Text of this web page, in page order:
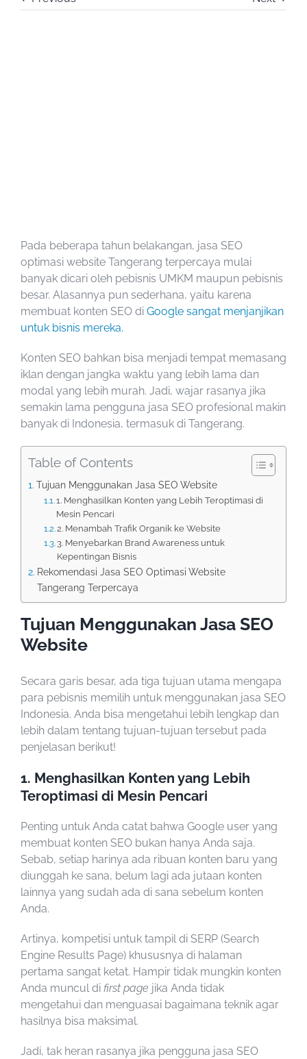
Pada beberapa tahun belakangan, jasa SEO
optimasi website Tangerang terpercaya mulai
banyak dicari oleh pebisnis UMKM maupun pebisnis
besar. Alasannya pun sederhana, yaitu karena
membuat konten SEO di Google sangat menjanjikan
untuk bisnis mereka.
Konten SEO bahkan bisa menjadi tempat memasang
iklan dengan jangka waktu yang lebih lama dan
modal yang lebih murah. Jadi, wajar rasanya jika
semakin lama pengguna jasa SEO profesional makin
banyak di Indonesia, termasuk di Tangerang.
Table of Contents
Tujuan Menggunakan Jasa SEO Website
1. Menghasilkan Konten yang Lebih Teroptimasi di
Mesin Pencari
2. Menambah Trafik Organik ke Website
3. Menyebarkan Brand Awareness untuk
Kepentingan Bisnis
Rekomendasi Jasa SEO Optimasi Website
Tangerang Terpercaya
Tujuan Menggunakan Jasa SEO
Website
Secara garis besar, ada tiga tujuan utama mengapa
para pebisnis memilih untuk menggunakan jasa SEO
Indonesia. Anda bisa mengetahui lebih lengkap dan
lebih dalam tentang tujuan-tujuan tersebut pada
penjelasan berikut!
1. Menghasilkan Konten yang Lebih
Teroptimasi di Mesin Pencari
Penting untuk Anda catat bahwa Google user yang
membuat konten SEO bukan hanya Anda saja.
Sebab, setiap harinya ada ribuan konten baru yang
diunggah ke sana, belum lagi ada jutaan konten
lainnya yang sudah ada di sana sebelum konten
Anda.
Artinya, kompetisi untuk tampil di SERP (Search
Engine Results Page) khususnya di halaman
pertama sangat ketat. Hampir tidak mungkin konten
Anda muncul di first page jika Anda tidak
mengetahui dan menguasai bagaimana teknik agar
hasilnya bisa maksimal.
Jadi, tak heran rasanya jika pengguna jasa SEO